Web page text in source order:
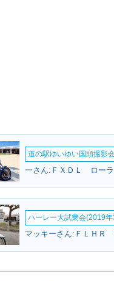
道の駅ゆいゆい国頭撮影
ハーレー大試乗会(2019